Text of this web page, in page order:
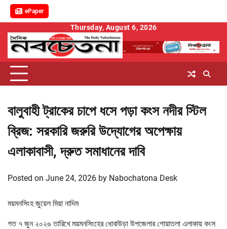
ePaper
content
Thursday, August 6, 2026
বালুবাহী ট্রাকের চাপে ধসে পড়া কংস নদীর স্টিল
ব্রিজ: সরকারি জরুরি উদ্যোগের অপেক্ষায়
এলাকাবাসী, দ্রুত সমাধানের দাবি
Posted on June 24, 2026 by Nabochatona Desk
ময়মনসিংহ জুয়েল মিয়া নাদিম
গত ৭ জুন ২০২৬ তারিখে ময়মনসিংহের ধোবাউড়া উপজেলার গোয়াতলা এলাকায় কংস